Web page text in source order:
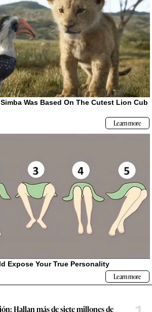
Hallan más de siete millones de